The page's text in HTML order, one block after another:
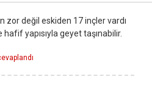
zor değil eskiden 17 inçler vardı
yapısıyla geyet taşınabilir.